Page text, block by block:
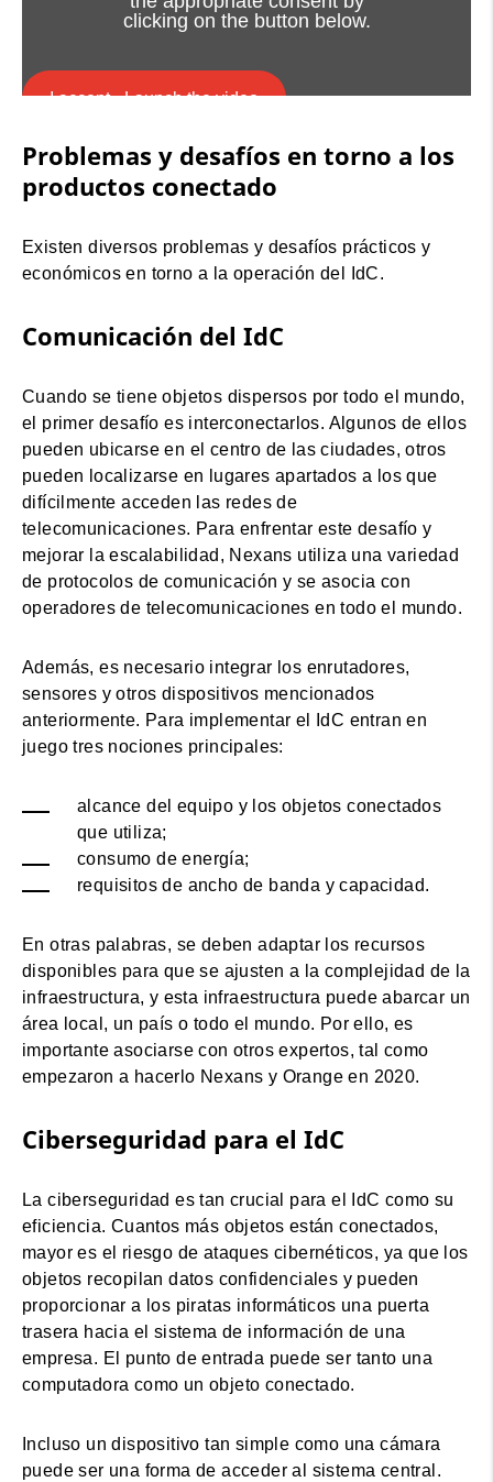
clicking on the button below.
I accept - Launch the video
Cookie consent
Problemas y desafíos en torno a los
productos conectado
Existen diversos problemas y desafíos prácticos y
económicos en torno a la operación del IdC.
Comunicación del IdC
Cuando se tiene objetos dispersos por todo el mundo,
el primer desafío es interconectarlos. Algunos de ellos
pueden ubicarse en el centro de las ciudades, otros
pueden localizarse en lugares apartados a los que
difícilmente acceden las redes de
telecomunicaciones. Para enfrentar este desafío y
mejorar la escalabilidad, Nexans utiliza una variedad
de protocolos de comunicación y se asocia con
operadores de telecomunicaciones en todo el mundo.
Además, es necesario integrar los enrutadores,
sensores y otros dispositivos mencionados
anteriormente. Para implementar el IdC entran en
juego tres nociones principales:
alcance del equipo y los objetos conectados
que utiliza;
consumo de energía;
requisitos de ancho de banda y capacidad.
En otras palabras, se deben adaptar los recursos
disponibles para que se ajusten a la complejidad de la
infraestructura, y esta infraestructura puede abarcar un
área local, un país o todo el mundo. Por ello, es
importante asociarse con otros expertos, tal como
empezaron a hacerlo Nexans y Orange en 2020.
Ciberseguridad para el IdC
La ciberseguridad es tan crucial para el IdC como su
eficiencia. Cuantos más objetos están conectados,
mayor es el riesgo de ataques cibernéticos, ya que los
objetos recopilan datos confidenciales y pueden
proporcionar a los piratas informáticos una puerta
trasera hacia el sistema de información de una
empresa. El punto de entrada puede ser tanto una
computadora como un objeto conectado.
Incluso un dispositivo tan simple como una cámara
puede ser una forma de acceder al sistema central.